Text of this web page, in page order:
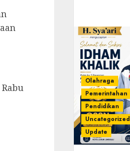
Olahraga
Pemerintahan
Pendidikan
Uncategorized
Update